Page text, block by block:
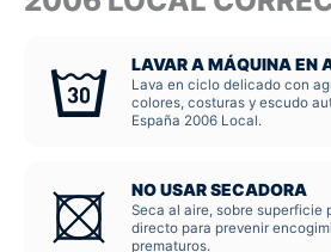
LAVAR A MÁQUINA EN
Lava en ciclo delicado con
colores, costuras y escudo
España 2006 Local.
NO USAR SECADORA
Seca al aire, sobre superficie
directo para prevenir
prematuros.